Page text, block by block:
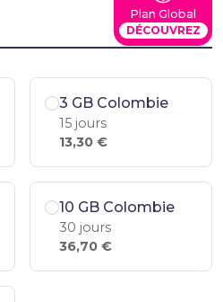
Plan Global
DÉCOUVREZ
3 GB Colombie
15 jours
13,30 €
10 GB Colombie
30 jours
36,70 €